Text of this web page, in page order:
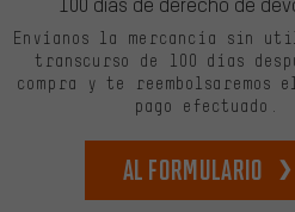
Envíanos la mercancía sin
transcurso de 100 días
compra y te reembolsaremos
pago efectuado.
Al formulario